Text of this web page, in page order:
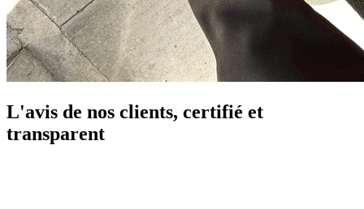
L'avis de nos clients, certifié et
transparent